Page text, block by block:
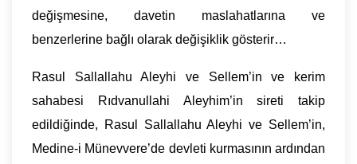
değişmesine, davetin maslahatlarına ve
benzerlerine bağlı olarak değişiklik gösterir…
Rasul Sallallahu Aleyhi ve Sellem’in ve kerim
sahabesi Rıdvanullahi Aleyhim’in sireti takip
edildiğinde, Rasul Sallallahu Aleyhi ve Sellem’in,
Medine-i Münevvere’de devleti kurmasının ardından